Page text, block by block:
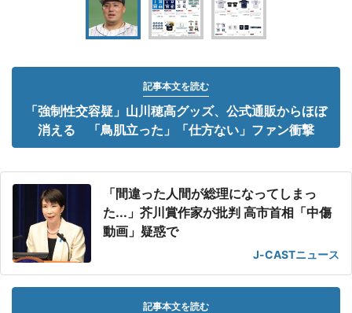
記事本文を読む
「強制性交容疑」山川穂高グッズ、公式通販からほぼ
消える 「鳥肌立った」「仕方ない」ファン衝撃
「間違った人間が総理になってしまっ
た...」芥川賞作家が批判 高市首相「中傷
動画」疑惑で
J-CASTニュース
記事本文を読む